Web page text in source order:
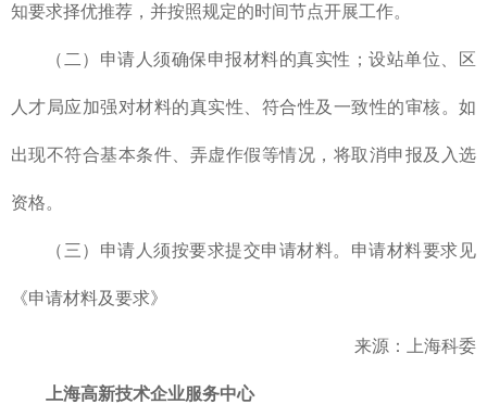
知要求择优推荐，并按照规定的时间节点开展工作。
（二）申请人须确保申报材料的真实性；设站单位、区
人才局应加强对材料的真实性、符合性及一致性的审核。如
出现不符合基本条件、弄虚作假等情况，将取消申报及入选
资格。
（三）申请人须按要求提交申请材料。申请材料要求见
《申请材料及要求》
来源：上海科委
上海高新技术企业服务中心